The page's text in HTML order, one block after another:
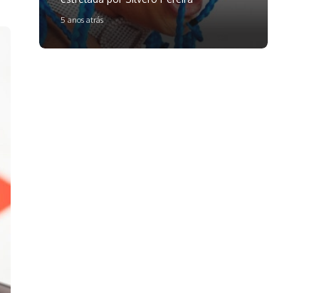
5 anos atrás